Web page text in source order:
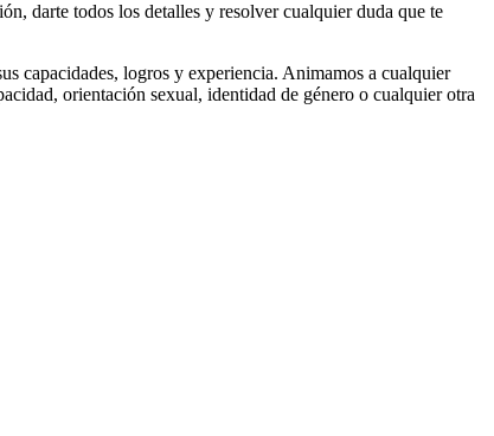
darte todos los detalles y resolver cualquier duda que te
capacidades, logros y experiencia. Animamos a cualquier
orientación sexual, identidad de género o cualquier otra